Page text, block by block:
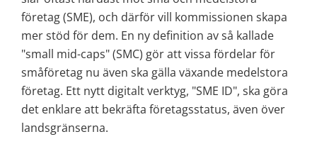
företag (SME), och därför vill kommissionen skapa
mer stöd för dem. En ny definition av så kallade
"small mid-caps" (SMC) gör att vissa fördelar för
småföretag nu även ska gälla växande medelstora
företag. Ett nytt digitalt verktyg, "SME ID", ska göra
det enklare att bekräfta företagsstatus, även över
landsgränserna.